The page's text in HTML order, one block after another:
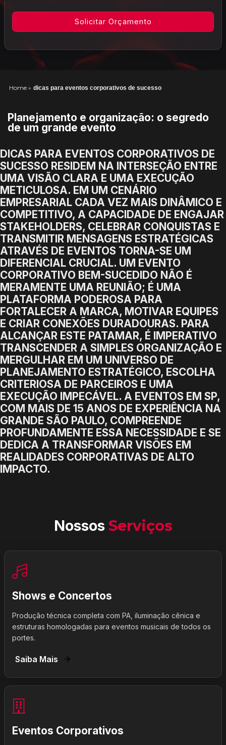
Home » dicas para eventos corporativos de sucesso
Planejamento e organização: o segredo
de um grande evento
DICAS PARA EVENTOS CORPORATIVOS DE
SUCESSO RESIDEM NA INTERSEÇÃO ENTRE
UMA VISÃO CLARA E UMA EXECUÇÃO
METICULOSA. EM UM CENÁRIO
EMPRESARIAL CADA VEZ MAIS DINÂMICO E
COMPETITIVO, A CAPACIDADE DE ENGAJAR
STAKEHOLDERS, CELEBRAR CONQUISTAS E
TRANSMITIR MENSAGENS ESTRATÉGICAS
ATRAVÉS DE EVENTOS TORNA-SE UM
DIFERENCIAL CRUCIAL. UM EVENTO
CORPORATIVO BEM-SUCEDIDO NÃO É
MERAMENTE UMA REUNIÃO; É UMA
PLATAFORMA PODEROSA PARA
FORTALECER A MARCA, MOTIVAR EQUIPES
E CRIAR CONEXÕES DURADOURAS. PARA
ALCANÇAR ESTE PATAMAR, É IMPERATIVO
TRANSCENDER A SIMPLES ORGANIZAÇÃO E
MERGULHAR EM UM UNIVERSO DE
PLANEJAMENTO ESTRATÉGICO, ESCOLHA
CRITERIOSA DE PARCEIROS E UMA
EXECUÇÃO IMPECÁVEL. A EVENTOS EM SP,
COM MAIS DE 15 ANOS DE EXPERIÊNCIA NA
GRANDE SÃO PAULO, COMPREENDE
PROFUNDAMENTE ESSA NECESSIDADE E SE
DEDICA A TRANSFORMAR VISÕES EM
REALIDADES CORPORATIVAS DE ALTO
IMPACTO.
Nossos Serviços
Shows e Concertos
Produção técnica completa com PA, iluminação cênica e
estruturas homologadas para eventos musicais de todos os
portes.
Saiba Mais
Eventos Corporativos